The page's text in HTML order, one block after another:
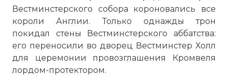
Вестминстерского собора короновались все
короли Англии. Только однажды трон
покидал стены Вестминстерского аббатства:
его переносили во дворец Вестминстер Холл
для церемонии провозглашения Кромвеля
лордом-протектором.